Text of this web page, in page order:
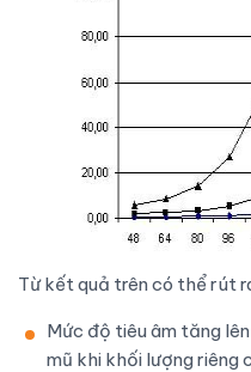
Từ kết quả trên có thể rút
Mức độ tiêu âm tăng
mũ khi khối lượng riêng